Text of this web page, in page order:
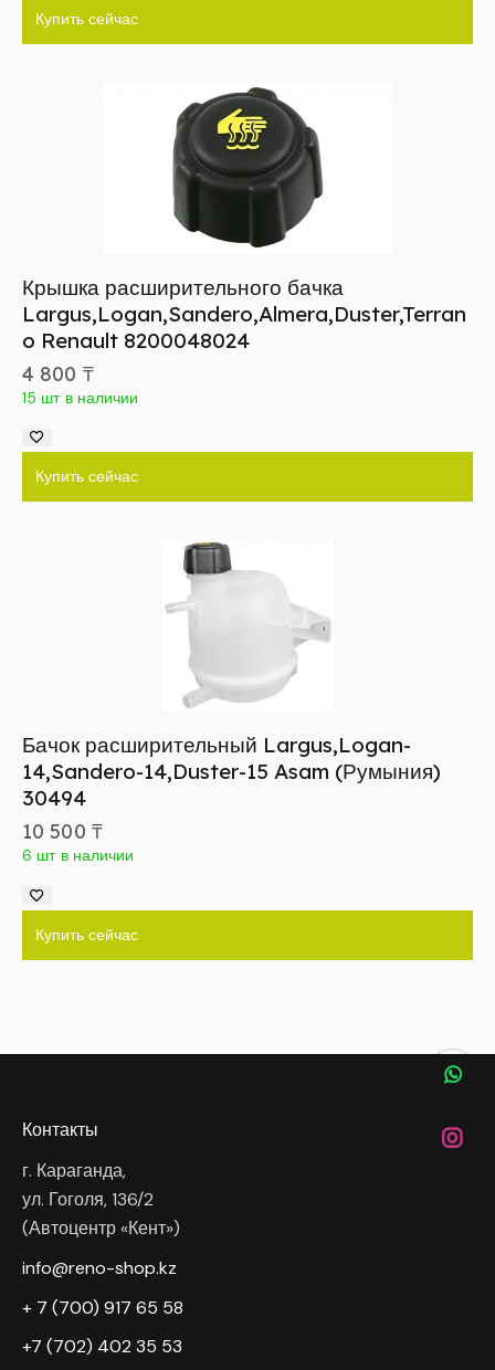
Купить сейчас
Крышка расширительного бачка
Largus,Logan,Sandero,Almera,Duster,Terran
o Renault 8200048024
4 800 ₸
15 шт в наличии
Купить сейчас
Бачок расширительный Largus,Logan-
14,Sandero-14,Duster-15 Asam (Румыния)
30494
10 500 ₸
6 шт в наличии
Купить сейчас
Контакты
г. Караганда,
ул. Гоголя, 136/2
(Автоцентр «Кент»)
info@reno-shop.kz
+ 7 (700) 917 65 58
+7 (702) 402 35 53